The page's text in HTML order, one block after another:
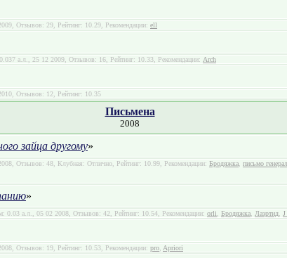
Отзывов: 29, Рейтинг: 10.29, Рекомендации: ell
а.л., 25 12 2009, Отзывов: 16, Рейтинг: 10.33, Рекомендации: Arch
Отзывов: 12, Рейтинг: 10.35
Письмена
2008
зайца другому»
Отзывов: 48, Клубная: Отлично, Рейтинг: 10.99, Рекомендации: Бродяжка, письмо
»
0.03 а.л., 05 02 2008, Отзывов: 42, Рейтинг: 10.54, Рекомендации: orli, Бродяжка, Лаэртид, J
Отзывов: 19, Рейтинг: 10.53, Рекомендации: pro, Apriori